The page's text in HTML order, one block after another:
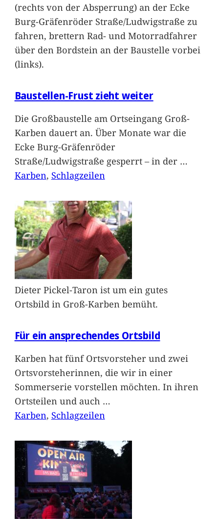
(rechts von der Absperrung) an der Ecke
Burg-Gräfenröder Straße/Ludwigstraße zu
fahren, brettern Rad- und Motorradfahrer
über den Bordstein an der Baustelle vorbei
(links).
Baustellen-Frust zieht weiter
Die Großbaustelle am Ortseingang Groß-
Karben dauert an. Über Monate war die
Ecke Burg-Gräfenröder
Straße/Ludwigstraße gesperrt – in der …
Karben, Schlagzeilen
Dieter Pickel-Taron ist um ein gutes
Ortsbild in Groß-Karben bemüht.
Für ein ansprechendes Ortsbild
Karben hat fünf Ortsvorsteher und zwei
Ortsvorsteherinnen, die wir in einer
Sommerserie vorstellen möchten. In ihren
Ortsteilen und auch …
Karben, Schlagzeilen